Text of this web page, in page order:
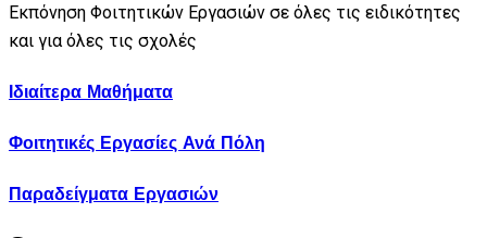
Εκπόνηση Φοιτητικών Εργασιών σε όλες τις ειδικότητες
και για όλες τις σχολές
Ιδιαίτερα Μαθήματα
Φοιτητικές Εργασίες Ανά Πόλη
Παραδείγματα Εργασιών